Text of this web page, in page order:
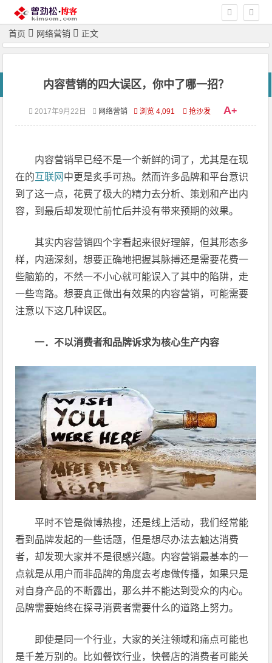
首页 网络营销 正文
内容营销的四大误区，你中了哪一招？
2017年9月22日 网络营销 浏览 4,091 抢沙发 A+
内容营销早已经不是一个新鲜的词了，尤其是在现
在的互联网 中更是炙手可热。然而许多品牌和平台意识
到了这一点，花费了极大的精力去分析、策划和产出内
容，到最后却发现忙前忙后并没有带来预期的效果。
其实内容营销四个字看起来很好理解，但其形态多
样，内涵深刻，想要正确地把握其脉搏还是需要花费一
些脑筋的，不然一不小心就可能误入了其中的陷阱，走
一些弯路。想要真正做出有效果的内容营销，可能需要
注意以下这几种误区。
一．不以消费者和品牌诉求为核心生产内容
平时不管是微博热搜，还是线上活动，我们经常能
看到品牌发起的一些话题，但是想尽办法去触达消费
者，却发现大家并不是很感兴趣。内容营销最基本的一
点就是从用户而非品牌的角度去考虑做传播，如果只是
对自身产品的不断露出，那么并不能达到受众的内心。
品牌需要始终在探寻消费者需要什么的道路上努力。
即使是同一个行业，大家的关注领域和痛点可能也
是千差万别的。比如餐饮行业，快餐店的消费者可能关